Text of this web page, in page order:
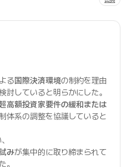
る国際決済環境の制約を理由
討していると明らかにした。
高額投資家要件の緩和または
体系の調整を協議していると
みが集中的に取り締まられて
。